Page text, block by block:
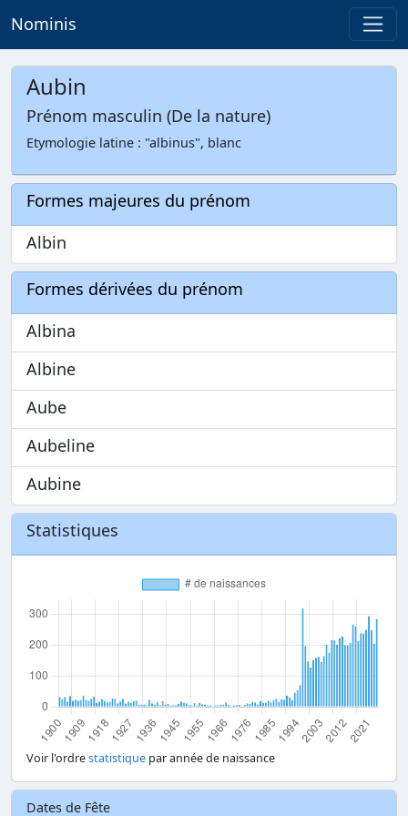
Nominis
Aubin
Prénom masculin (De la nature)
Etymologie latine : "albinus", blanc
Formes majeures du prénom
Albin
Formes dérivées du prénom
Albina
Albine
Aube
Aubeline
Aubine
Statistiques
Voir l'ordrestatistique par année de naissance
Dates de Fête